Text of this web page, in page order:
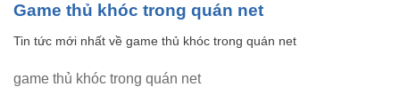
game thủ khóc trong quán net
Tin tức mới nhất về game thủ khóc trong quán net
game thủ khóc trong quán net